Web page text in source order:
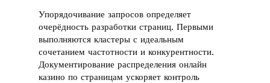
Упорядочивание запросов определяет
очерёдность разработки страниц. Первыми
выполняются кластеры с идеальным
сочетанием частотности и конкурентности.
Документирование распределения онлайн
казино по страницам ускоряет контроль